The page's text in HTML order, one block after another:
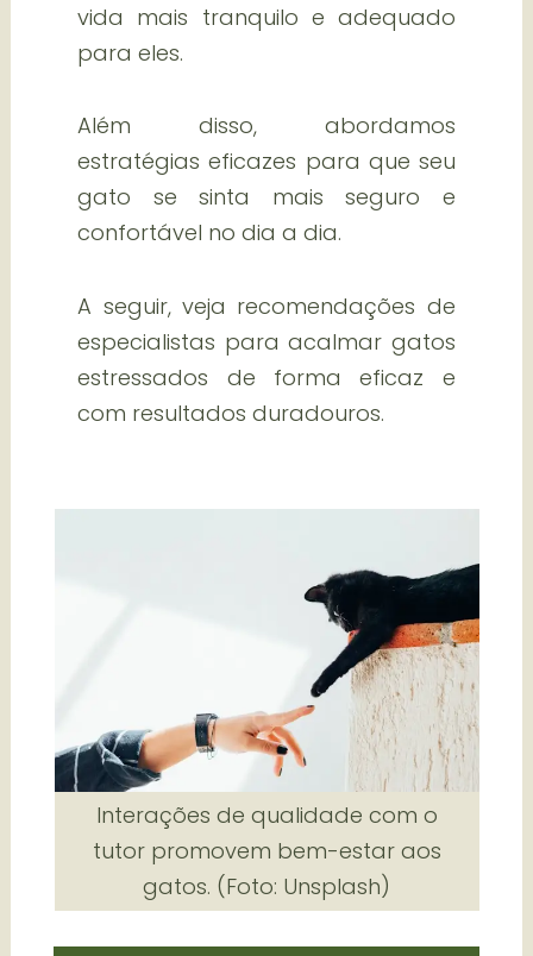
vida mais tranquilo e adequado
para eles.
Além disso, abordamos
estratégias eficazes para que seu
gato se sinta mais seguro e
confortável no dia a dia.
A seguir, veja recomendações de
especialistas para acalmar gatos
estressados de forma eficaz e
com resultados duradouros.
Interações de qualidade com o
tutor promovem bem-estar aos
gatos. (Foto: Unsplash)